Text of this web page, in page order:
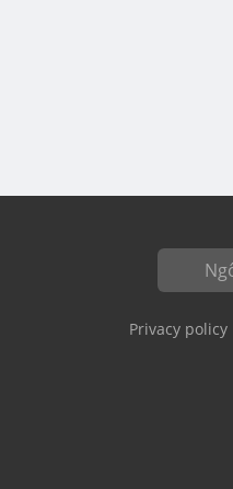
Privacy policy